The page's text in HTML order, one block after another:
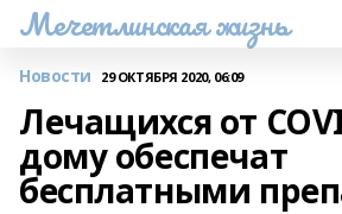
Мечетлинская жизнь
Новости 29 ОКТЯБРЯ 2020, 06:09
Лечащихся от
дому обеспечат
бесплатными